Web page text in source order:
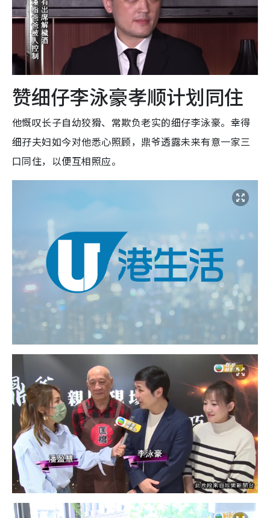
赞细仔李泳豪孝顺计划同住
他慨叹长子自幼狡猾、常欺负老实的细仔李泳豪。幸得
细孖夫妇如今对他悉心照顾，鼎爷透露未来有意一家三
口同住，以便互相照应。